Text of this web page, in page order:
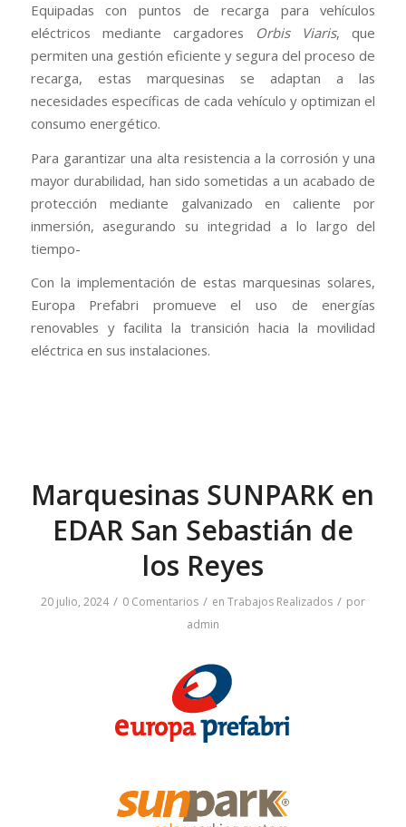
Equipadas con puntos de recarga para vehículos
eléctricos mediante cargadores Orbis Viaris, que
permiten una gestión eficiente y segura del proceso de
recarga, estas marquesinas se adaptan a las
necesidades específicas de cada vehículo y optimizan el
consumo energético.
Para garantizar una alta resistencia a la corrosión y una
mayor durabilidad, han sido sometidas a un acabado de
protección mediante galvanizado en caliente por
inmersión, asegurando su integridad a lo largo del
tiempo-
Con la implementación de estas marquesinas solares,
Europa Prefabri promueve el uso de energías
renovables y facilita la transición hacia la movilidad
eléctrica en sus instalaciones.
Marquesinas SUNPARK en
EDAR San Sebastián de
los Reyes
20 julio, 2024 / 0 Comentarios / en Trabajos Realizados / por
admin